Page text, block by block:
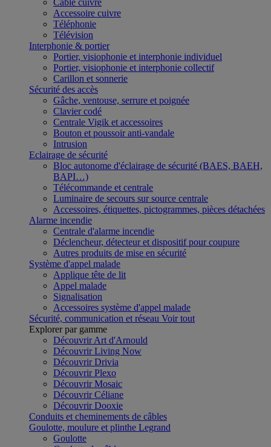
Câble cuivre
Accessoire cuivre
Téléphonie
Télévision
Interphonie & portier
Portier, visiophonie et interphonie individuel
Portier, visiophonie et interphonie collectif
Carillon et sonnerie
Sécurité des accès
Gâche, ventouse, serrure et poignée
Clavier codé
Centrale Vigik et accessoires
Bouton et poussoir anti-vandale
Intrusion
Eclairage de sécurité
Bloc autonome d'éclairage de sécurité (BAES, BAEH,
BAPI…)
Télécommande et centrale
Luminaire de secours sur source centrale
Accessoires, étiquettes, pictogrammes, pièces détachées
Alarme incendie
Centrale d'alarme incendie
Déclencheur, détecteur et dispositif pour coupure
Autres produits de mise en sécurité
Système d'appel malade
Applique tête de lit
Appel malade
Signalisation
Accessoires système d'appel malade
Sécurité, communication et réseau Voir tout
Explorer par gamme
Découvrir Art d'Arnould
Découvrir Living Now
Découvrir Drivia
Découvrir Plexo
Découvrir Mosaic
Découvrir Céliane
Découvrir Dooxie
Conduits et cheminements de câbles
Goulotte, moulure et plinthe Legrand
Goulotte